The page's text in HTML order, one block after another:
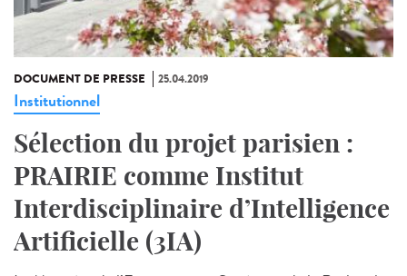
DOCUMENT DE PRESSE 25.04.2019
Institutionnel
Sélection du projet parisien :
PRAIRIE comme Institut
Interdisciplinaire d’Intelligence
Artificielle (3IA)